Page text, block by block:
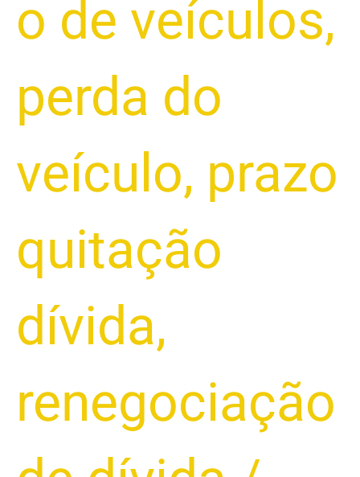
o de veículos,
perda do
veículo, prazo
quitação
dívida,
renegociação